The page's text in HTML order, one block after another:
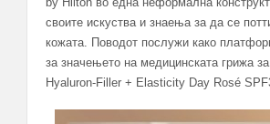
своите искуства и знаења за да се
кожата. Поводот послужи како
за значењето на медицинската грижа
Hyaluron-Filler + Elasticity Day Rosé